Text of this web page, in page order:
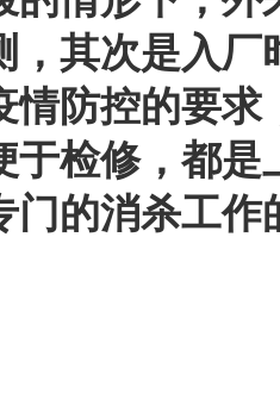
，其次是入
情防控的要
于检修，都
门的消杀工